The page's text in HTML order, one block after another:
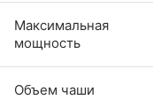
Максимальная
мощность
Объем чаши